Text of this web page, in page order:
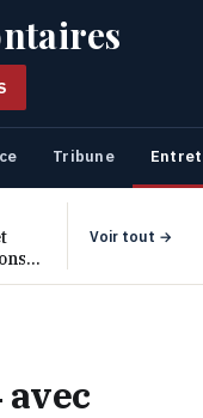
Tribune
Voir tout →
avec